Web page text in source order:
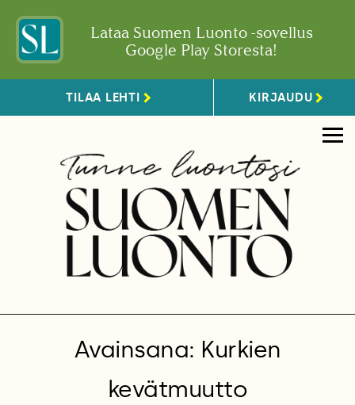
Lataa Suomen Luonto -sovellus
Google Play Storesta!
TILAA LEHTI KIRJAUDU
Avainsana: Kurkien
kevätmuutto